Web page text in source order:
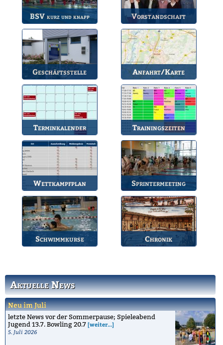
Aktuelle News
Neu im Juli
letzte News vor der Sommerpause; Spieleabend
Jugend 13.7. Bowling 20.7 [weiter...]
5. Juli 2026
BSV kurz und knapp
Die wichtigsten Infos
zum BSV.
Vorstandschaft
Unsere amtierende
Vorstandschaft.
Geschäftsstelle
Anlaufstelle für alle
Anfahrt/Karte
So können Sie uns
erreichen.
Terminkalender
Die Termine des BSV.
Trainingszeiten
Bahnbelegungen der
Gruppen.
Wettkampfplan
Übersicht der aktuellen
Wettkämpfe.
Sprintermeeting
Jährlicher Wettkampf
des BSV.
Schwimmkurse Chronik